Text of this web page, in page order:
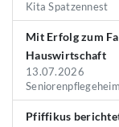
Kita Spatzennest
Mit Erfolg zum
Hauswirtschaft
13.07.2026
Pfiffikus